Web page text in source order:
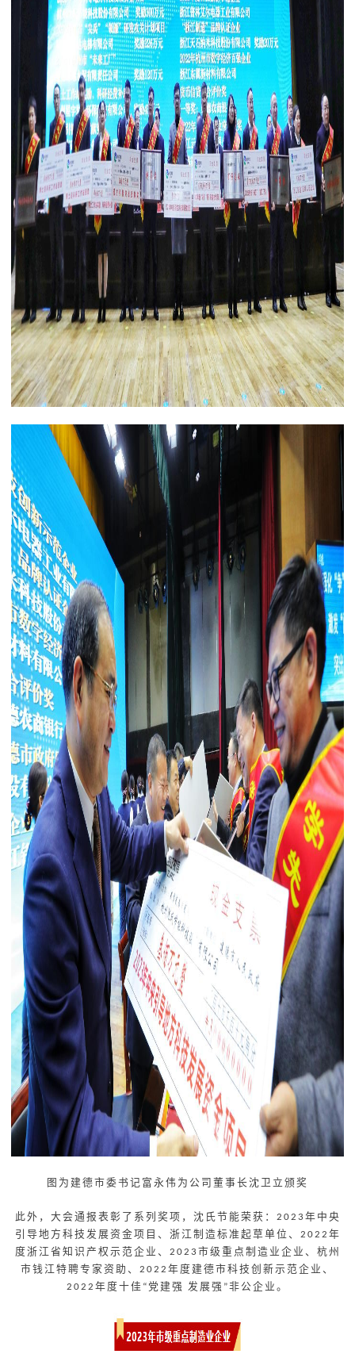
图为建德市委书记富永伟为公司董事长沈卫立颁奖
此外，大会通报表彰了系列奖项， 沈氏节能荣获： 2023 年中央
引导地方科技发展资金项目、浙江制造标准起草单位、 2022 年
度浙江省知识产权示范企业、 2023 市级重点制造业企业、杭州
市钱江特聘专家资助、 2022 年度建德市科技创新示范企业、
2022 年度十佳 “ 党建强 发展强 ”非公企业。